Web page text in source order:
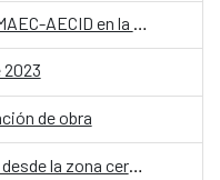
de obra
Taller de periodismo ambiental: desde la zona cero del cambio climático